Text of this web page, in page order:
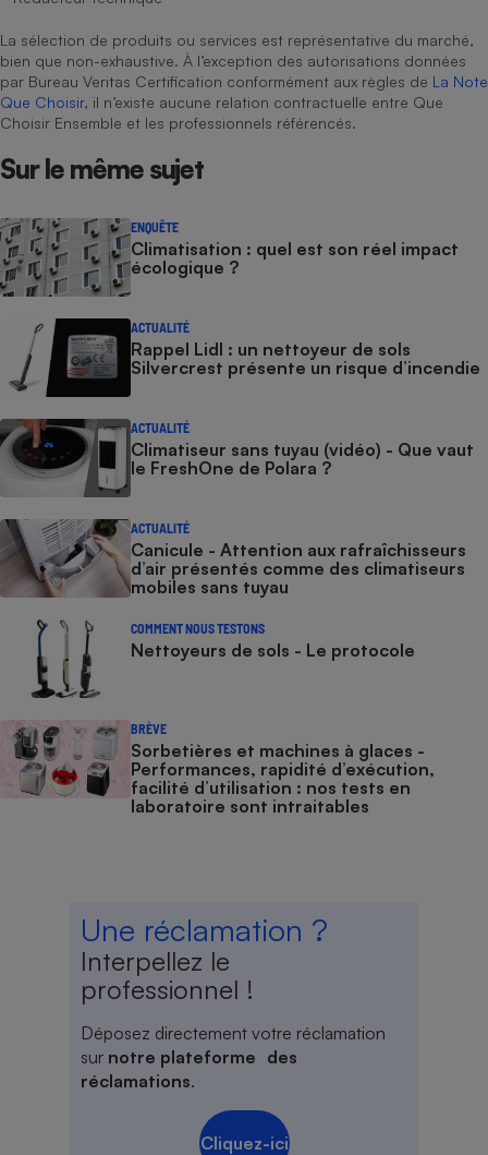
La sélection de produits ou services est représentative du marché,
bien que non-exhaustive. À l’exception des autorisations données
par Bureau Veritas Certification conformément aux règles de La Note
Que Choisir, il n’existe aucune relation contractuelle entre Que
Choisir Ensemble et les professionnels référencés.
Sur le même sujet
ENQUÊTE
Climatisation : quel est son réel impact
écologique ?
ACTUALITÉ
Rappel Lidl : un nettoyeur de sols
Silvercrest présente un risque d’incendie
ACTUALITÉ
Climatiseur sans tuyau (vidéo) - Que vaut
le FreshOne de Polara ?
ACTUALITÉ
Canicule - Attention aux rafraîchisseurs
d’air présentés comme des climatiseurs
mobiles sans tuyau
COMMENT NOUS TESTONS
Nettoyeurs de sols - Le protocole
BRÈVE
Sorbetières et machines à glaces​​​​​​ -
Performances, rapidité d’exécution,
facilité d’utilisation : nos tests en
laboratoire sont intraitables
Une réclamation ?
Interpellez le
professionnel !
Déposez directement votre réclamation
sur notre plateforme des
réclamations.
Cliquez-ici